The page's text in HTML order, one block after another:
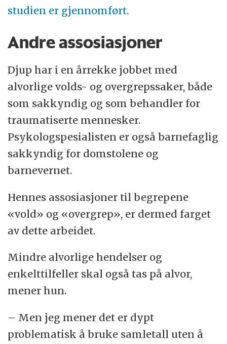
studien er gjennomført.
Andre assosiasjoner
Djup har i en årrekke jobbet med
alvorlige volds- og overgrepssaker, både
som sakkyndig og som behandler for
traumatiserte mennesker.
Psykologspesialisten er også barnefaglig
sakkyndig for domstolene og
barnevernet.
Hennes assosiasjoner til begrepene
«vold» og «overgrep», er dermed farget
av dette arbeidet.
Mindre alvorlige hendelser og
enkelttilfeller skal også tas på alvor,
mener hun.
– Men jeg mener det er dypt
problematisk å bruke samletall uten å